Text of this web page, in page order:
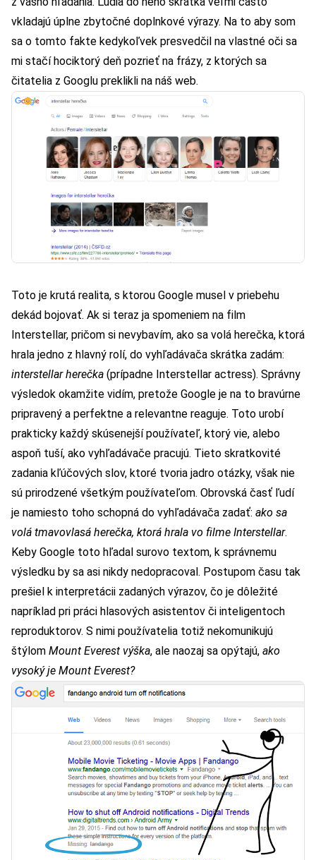
vkladajú úplne zbytočné doplnkové výrazy. Na to aby som
sa o tomto fakte kedykoľvek presvedčil na vlastné oči sa
mi stačí hociktorý deň pozrieť na frázy, z ktorých sa
čitatelia z Googlu preklikli na náš web.
Toto je krutá realita, s ktorou Google musel v priebehu
dekád bojovať. Ak si teraz ja spomeniem na film
Interstellar, pričom si nevybavím, ako sa volá herečka, ktorá
hrala jedno z hlavný rolí, do vyhľadávača skrátka zadám:
interstellar herečka (prípadne Interstellar actress). Správny
výsledok okamžite vidím, pretože Google je na to bravúrne
pripravený a perfektne a relevantne reaguje. Toto urobí
prakticky každý skúsenejší používateľ, ktorý vie, alebo
aspoň tuší, ako vyhľadávače pracujú. Tieto skratkovité
zadania kľúčových slov, ktoré tvoria jadro otázky, však nie
sú prirodzené všetkým používateľom. Obrovská časť ľudí
je namiesto toho schopná do vyhľadávača zadať: ako sa
volá tmavovlasá herečka, ktorá hrala vo filme Interstellar.
Keby Google toto hľadal surovo textom, k správnemu
výsledku by sa asi nikdy nedopracoval. Postupom času tak
prešiel k interpretácii zadaných výrazov, čo je dôležité
napríklad pri práci hlasových asistentov či inteligentoch
reproduktorov. S nimi používatelia totiž nekomunikujú
štýlom Mount Everest výška, ale naozaj sa opýtajú, ako
vysoký je Mount Everest?